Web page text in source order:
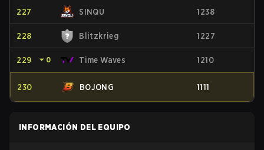
227 SINQU 1238
228 Blitzkrieg 1227
229 ⏷ 0 Time Waves 1210
230 BOJONG 1111
INFORMACIÓN DEL EQUIPO